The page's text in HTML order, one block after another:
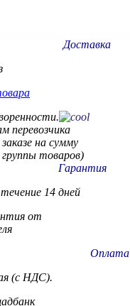
перевозчика
на сумму
товаров)
14 дней
от
Оплата
(с НДС).